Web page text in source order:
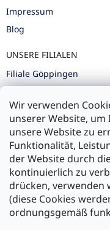
Wir verwenden
unserer Website,
unsere Website zu
Funktionalität,
der Website durch
kontinuierlich zu
drücken, verwenden
(diese Cookies
ordnungsgemäß
Impressum
Blog
UNSERE FILIALEN
Filiale Göppingen
Filiale Ulm
Zahlung und
Versand mit: